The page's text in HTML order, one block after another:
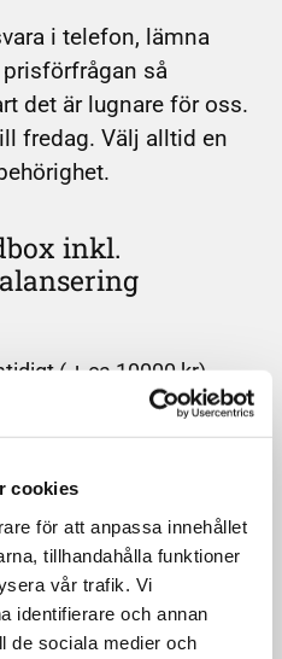
cookies
för att anpassa innehållet
tillhandahålla funktioner
vår trafik. Vi
identifierare och annan
de sociala medier och
i telefon, lämna
så
det är lugnare för oss.
fredag. Välj alltid en
inkl.
( + ca 10000 kr)